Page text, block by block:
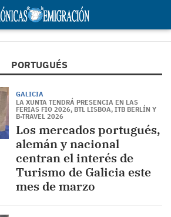
PORTUGUÉS
GALICIA
LA XUNTA TENDRÁ PRESENCIA EN LAS
FERIAS FIO 2026, BTL LISBOA, ITB BERLÍN Y
B-TRAVEL 2026
Los mercados portugués,
alemán y nacional
centran el interés de
Turismo de Galicia este
mes de marzo